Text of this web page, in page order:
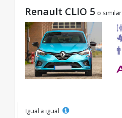
Renault CLIO 5 o similar
Igual a igual